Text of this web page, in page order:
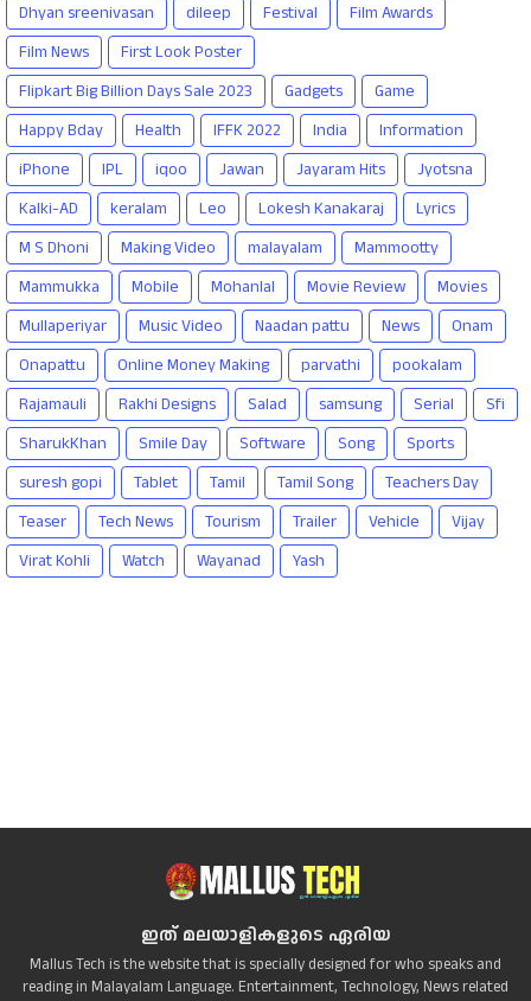
Dhyan sreenivasan
dileep Festival
Film Awards
Film News
First Look Poster
Flipkart Big Billion Days Sale 2023
Gadgets
Game
Happy Bday
Health IFFK 2022 India
Information
iPhone
IPL iqoo Jawan Jayaram Hits
Jyotsna
Kalki-AD
keralam Leo Lokesh Kanakaraj
Lyrics
M S Dhoni
Making Video malayalam
Mammootty
Mammukka
Mobile Mohanlal Movie Review
Movies
Mullaperiyar
Music Video Naadan pattu News
Onam
Onapattu
Online Money Making parvathi
pookalam
Rajamauli
Rakhi Designs Salad samsung Serial
Sfi
SharukKhan
Smile Day Software Song
Sports
suresh gopi
Tablet Tamil Tamil Song
Teachers Day
Teaser
Tech News Tourism Trailer Vehicle
Vijay
Virat Kohli
Watch Wayanad Yash
ഇത് മലയാളികളുടെ ഏരിയ
Mallus Tech is the website that is specially designed for who speaks and
reading in Malayalam Language. Entertainment, Technology, News related